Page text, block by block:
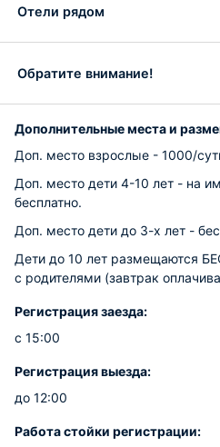
Отели рядом
Обратите внимание!
Дополнительные места и
Доп. место взрослые - 1000/
Доп. место дети 4-10 лет - на
бесплатно.
Доп. место дети до 3-х лет -
Дети до 10 лет размещаются
с родителями (завтрак
Регистрация заезда:
с 15:00
Регистрация выезда:
до 12:00
Работа стойки регистрации: